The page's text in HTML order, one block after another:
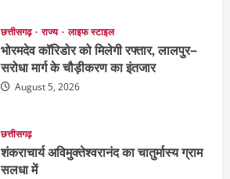
छत्तीसगढ़
शंकराचार्य अविमुक्तेश्वरानंद का चातुर्मास्य ग्राम
सलधा में
July 28, 2026
छत्तीसगढ़
संस्कृत विद्यालय में आधी रात लगी भीषण आग,
मची अफरा- तफरी